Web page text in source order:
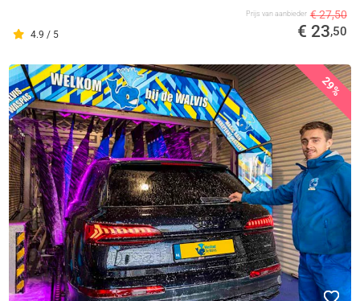
4.9 / 5
Prijs van aanbieder € 27,50
€ 23,50
29%